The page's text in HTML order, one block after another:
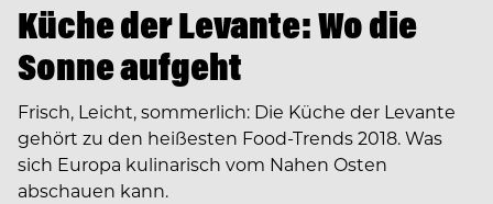
Küche der Levante: Wo die
Sonne aufgeht
Frisch, Leicht, sommerlich: Die Küche der Levante
gehört zu den heißesten Food-Trends 2018. Was
sich Europa kulinarisch vom Nahen Osten
abschauen kann.